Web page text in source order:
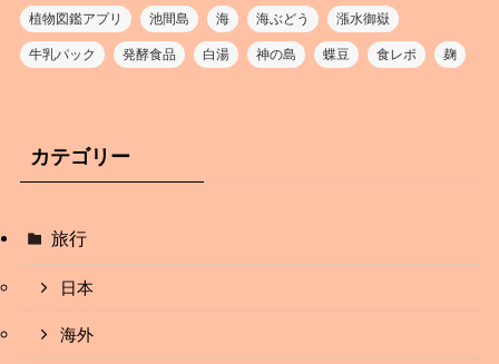
植物図鑑アプリ 池間島 海 海ぶどう 漲水御嶽
牛乳パック 発酵食品 白湯 神の島 蝶豆 食レポ 麹
カテゴリー
旅行
日本
海外